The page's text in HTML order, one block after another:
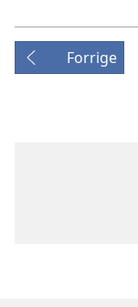
Forrige